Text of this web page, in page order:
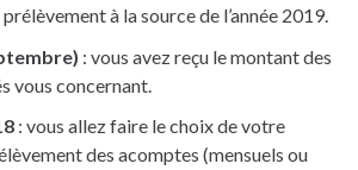
à la source de l’année 2019.
: vous avez reçu le montant des
vous concernant.
: vous allez faire le choix de votre
des acomptes (mensuels ou